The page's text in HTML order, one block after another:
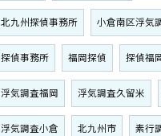
北九州探偵事務所 小倉南区浮気
探偵事務所 福岡探偵 探偵福
浮気調査福岡 浮気調査久留米
浮気調査小倉 北九州市 素行